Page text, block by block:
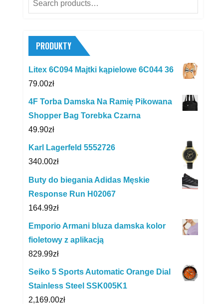
for:
PRODUKTY
Litex 6C094 Majtki kąpielowe 6C044 36
79.00zł
4F Torba Damska Na Ramię Pikowana
Shopper Bag Torebka Czarna
49.90zł
Karl Lagerfeld 5552726
340.00zł
Buty do biegania Adidas Męskie
Response Run H02067
164.99zł
Emporio Armani bluza damska kolor
fioletowy z aplikacją
829.99zł
Seiko 5 Sports Automatic Orange Dial
Stainless Steel SSK005K1
2,169.00zł